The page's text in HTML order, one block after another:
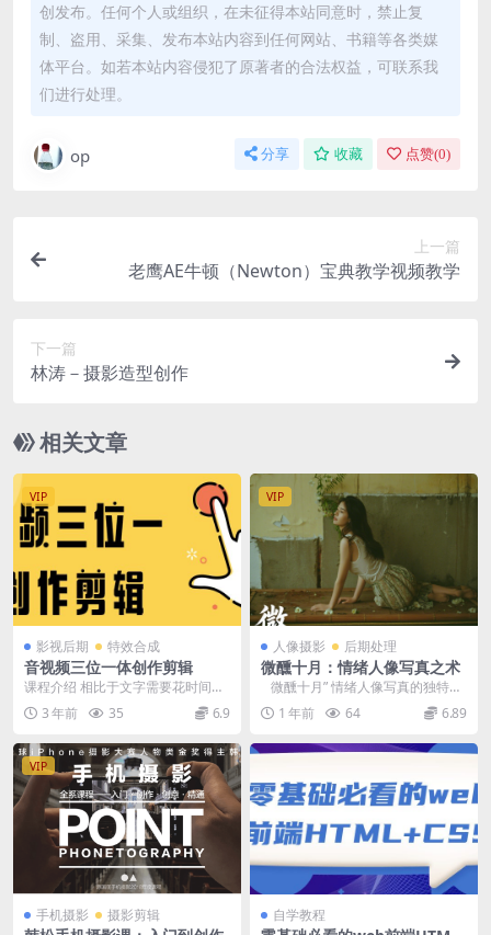
创发布。任何个人或组织，在未征得本站同意时，禁止复
制、盗用、采集、发布本站内容到任何网站、书籍等各类媒
体平台。如若本站内容侵犯了原著者的合法权益，可联系我
们进行处理。
op 分享 收藏 点赞(0)
上一篇
老鹰AE牛顿（Newton）宝典教学视频教学
下一篇
林涛－摄影造型创作
相关文章
VIP
影视后期 特效合成
音视频三位一体创作剪辑
课程介绍 相比于文字需要花时间阅
读理解，图片没有连贯性，视频能
够大大降低人们的理...
3 年前 35 6.9
VIP
人像摄影 后期处理
微醺十月：情绪人像写真之术
微醺十月” 情绪人像写真的独特价
值在于其对情感表达的细腻捕捉和
对艺术风格的...
1 年前 64 6.89
VIP
手机摄影 摄影剪辑 自学教程